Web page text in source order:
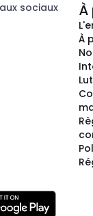
sociaux À
À